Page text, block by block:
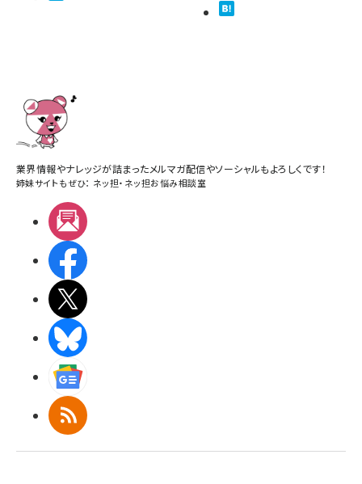
業界情報やナレッジが詰まったメルマガ配信やソーシャルもよろしくです！
姉妹サイトもぜひ： ネッ担・ ネッ担お悩み相談室
RSS